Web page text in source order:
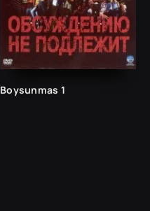
Boysunmas 1